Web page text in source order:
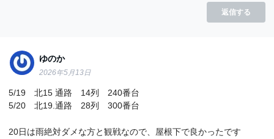
返信する
ゆのか
2026年5月13日
5/19 北15 通路 14列 240番台
5/20 北19.通路 28列 300番台
20日は雨絶対ダメな方と観戦なので、屋根下で良かったです